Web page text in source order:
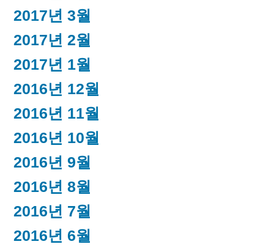
2017년 3월
2017년 2월
2017년 1월
2016년 12월
2016년 11월
2016년 10월
2016년 9월
2016년 8월
2016년 7월
2016년 6월